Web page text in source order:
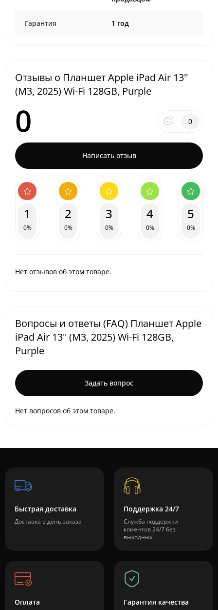
Гарантия 1 год
Отзывы о Планшет Apple iPad Air 13''
(M3, 2025) Wi-Fi 128GB, Purple
0 0
Написать отзыв
1
0%
2
0%
3
0%
4
0%
5
0%
Нет отзывов об этом товаре.
Вопросы и ответы (FAQ) Планшет Apple
iPad Air 13'' (M3, 2025) Wi-Fi 128GB,
Purple
Задать вопрос
Нет вопросов об этом товаре.
Быстрая доставка
Доставка в день заказа
Поддержка 24/7
Служба поддержки
клиентов 24/7 без
выходных
Оплата Гарантия качества